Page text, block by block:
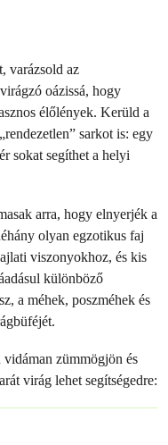
varázsold az
oázissá, hogy
élőlények. Kerüld a
sarkot is: egy
sokat segíthet a helyi
arra, hogy elnyerjék a
olyan egzotikus faj
viszonyokhoz, és kis
különböző
a méhek, poszméhek és
zümmögjön és
virág lehet segítségedre: